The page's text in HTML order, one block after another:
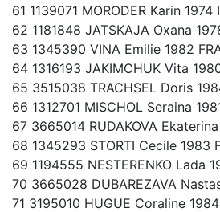
61 1139071 MORODER Karin
62 1181848 JATSKAJA Oxana
63 1345390 VINA Emilie 1982
64 1316193 JAKIMCHUK Vita
65 3515038 TRACHSEL Doris
66 1312701 MISCHOL Seraina
67 3665014 RUDAKOVA
68 1345293 STORTI Cecile 1983
69 1194555 NESTERENKO Lada
70 3665028 DUBAREZAVA
71 3195010 HUGUE Coraline